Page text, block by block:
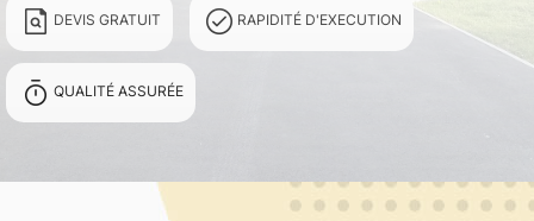
DEVIS GRATUIT RAPIDITÉ D'EXECUTION
QUALITÉ ASSURÉE